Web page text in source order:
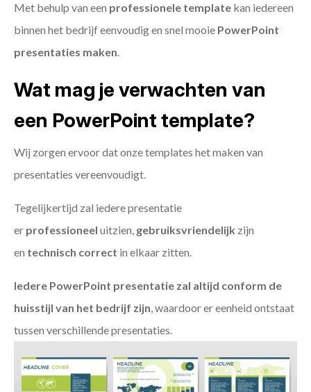
Met behulp van een professionele template kan iedereen
binnen het bedrijf eenvoudig en snel mooie PowerPoint
presentaties maken.
Wat mag je verwachten van
een PowerPoint template?
Wij zorgen ervoor dat onze templates het maken van
presentaties vereenvoudigt.
Tegelijkertijd zal iedere presentatie
er professioneel uitzien, gebruiksvriendelijk zijn
en technisch correct in elkaar zitten.
Iedere PowerPoint presentatie zal altijd conform de
huisstijl van het bedrijf zijn, waardoor er eenheid ontstaat
tussen verschillende presentaties.